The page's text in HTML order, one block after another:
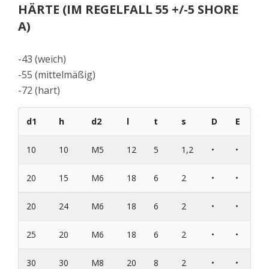
HÄRTE (IM REGELFALL 55 +/-5 SHORE
A)
-43 (weich)
-55 (mittelmäßig)
-72 (hart)
d1 h d2 l t s D E
10 10 M5 12 5 1,2 • •
20 15 M6 18 6 2 • •
20 24 M6 18 6 2 • •
25 20 M6 18 6 2 • •
30 30 M8 20 8 2 • •